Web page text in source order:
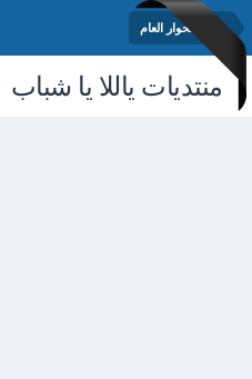
منتدى الحوار العام
منتديات ياللا يا شباب